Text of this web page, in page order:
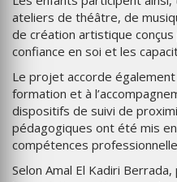
ateliers de théâtre, de
de création artistique
confiance en soi et les
Le projet accorde
formation et à
dispositifs de suivi de
pédagogiques ont été mis
compétences
Selon Amal El Kadiri